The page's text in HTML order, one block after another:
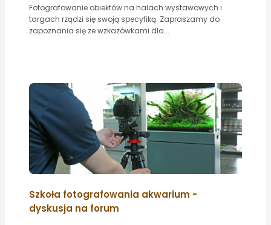
Fotografowanie obiektów na halach wystawowych i
targach rządzi się swoją specyfiką. Zapraszamy do
zapoznania się ze wzkazówkami dla...
Szkoła fotografowania akwarium -
dyskusja na forum